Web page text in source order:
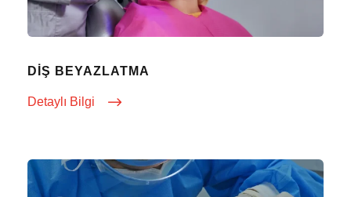
DIŞ BEYAZLATMA
Detaylı Bilgi